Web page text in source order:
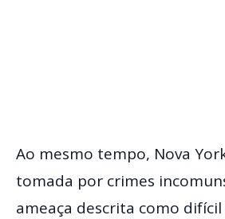
Ao mesmo tempo, Nova
tomada por crimes
ameaça descrita como